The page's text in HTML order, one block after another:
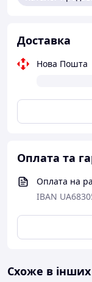
Доставка
Нова Пошта
Оплата та
Оплата на
IBAN
Схоже в